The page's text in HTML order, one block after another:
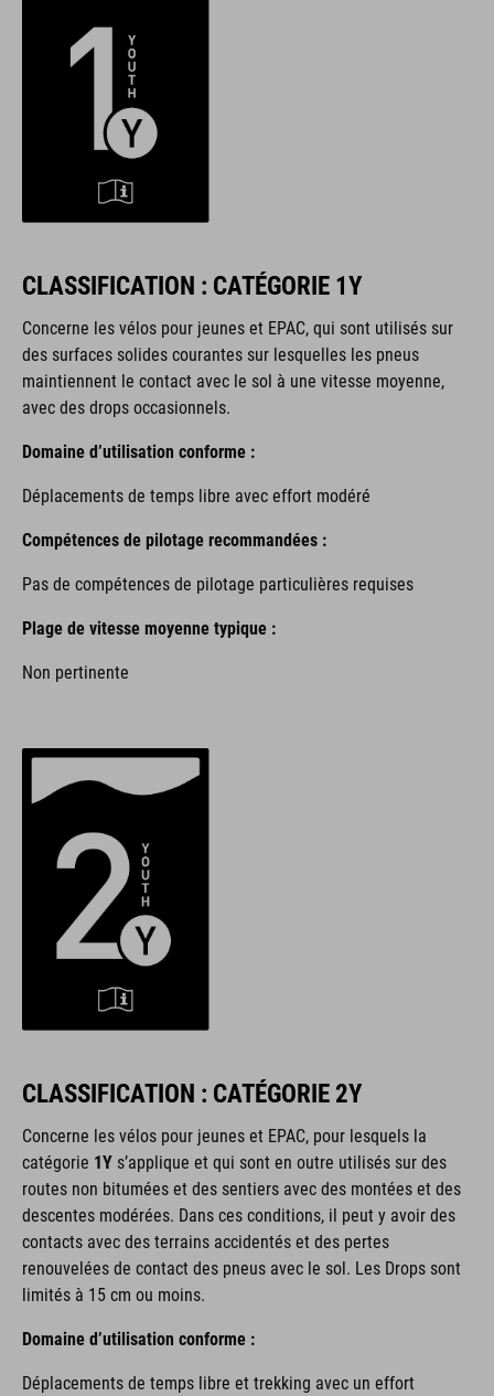
CLASSIFICATION : CATÉGORIE 1Y
Concerne les vélos pour jeunes et EPAC, qui sont utilisés sur
des surfaces solides courantes sur lesquelles les pneus
maintiennent le contact avec le sol à une vitesse moyenne,
avec des drops occasionnels.
Domaine d’utilisation conforme :
Déplacements de temps libre avec effort modéré
Compétences de pilotage recommandées :
Pas de compétences de pilotage particulières requises
Plage de vitesse moyenne typique :
Non pertinente
CLASSIFICATION : CATÉGORIE 2Y
Concerne les vélos pour jeunes et EPAC, pour lesquels la
catégorie 1Y s’applique et qui sont en outre utilisés sur des
routes non bitumées et des sentiers avec des montées et des
descentes modérées. Dans ces conditions, il peut y avoir des
contacts avec des terrains accidentés et des pertes
renouvelées de contact des pneus avec le sol. Les Drops sont
limités à 15 cm ou moins.
Domaine d’utilisation conforme :
Déplacements de temps libre et trekking avec un effort